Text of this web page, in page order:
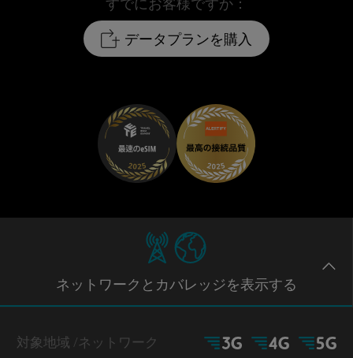
データプランを購入
ネットワークとカバレッジを表示する
対象地域 /ネットワーク